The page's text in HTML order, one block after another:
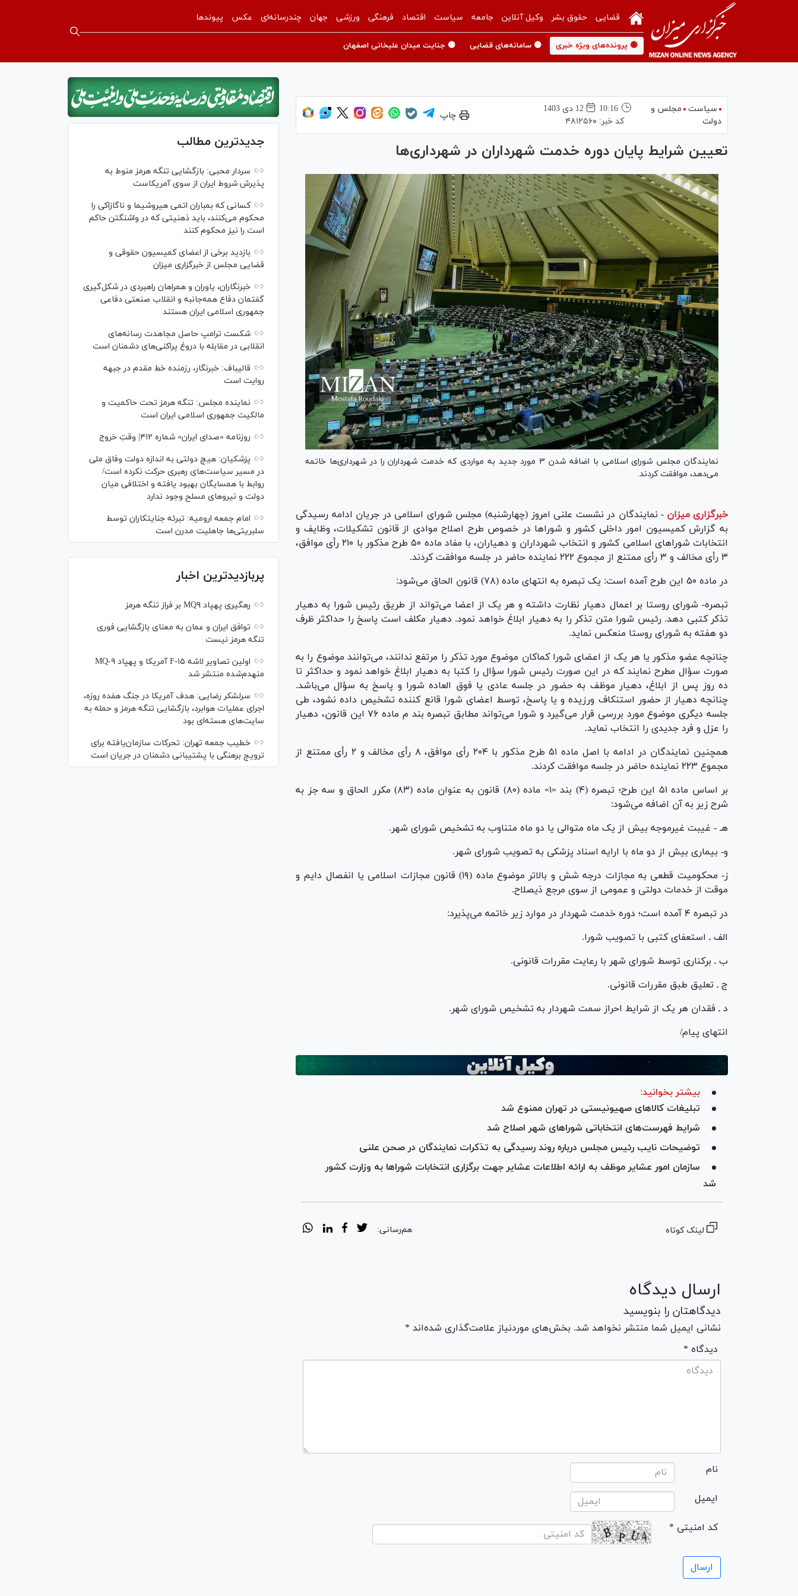
قضایی حقوق بشر وکیل آنلاین جامعه سیاست اقتصاد فرهنگی ورزشی جهان چندرسانه‌ای عکس پیوندها
🟡 پرونده‌های ویژه خبری 🟡 سامانه‌های قضایی 🟡 جنایت میدان علیخانی اصفهان
سیاست
مجلس و
دولت
10:16
12 دی 1403
کد خبر: ۴۸۱۲۵۶۰
چاپ
تعیین شرایط پایان دوره خدمت شهرداران در شهرداری‌ها
نمایندگان مجلس شورای اسلامی با اضافه شدن ۳ مورد جدید به مواردی که خدمت شهرداران را در شهرداری‌ها خاتمه
می‌دهد، موافقت کردند.
خبرگزاری میزان - نمایندگان در نشست علنی امروز (چهارشنبه) مجلس شورای اسلامی در جریان ادامه رسیدگی
به گزارش کمیسیون امور داخلی کشور و شورا‌ها در خصوص طرح اصلاح موادی از قانون تشکیلات، وظایف و
انتخابات شورا‌های اسلامی کشور و انتخاب شهرداران و دهیاران، با مفاد ماده ۵۰ طرح مذکور با ۲۱۰ رأی موافق،
۳ رأی مخالف و ۳ رأی ممتنع از مجموع ۲۲۲ نماینده حاضر در جلسه موافقت کردند.
در ماده ۵۰ این طرح آمده است: یک تبصره به انتهای ماده (۷۸) قانون الحاق می‌شود:
تبصره- شورای روستا بر اعمال دهیار نظارت داشته و هر یک از اعضا می‌تواند از طریق رئیس شورا به دهیار
تذکر کتبی دهد. رئیس شورا متن تذکر را به دهیار ابلاغ خواهد نمود. دهیار مکلف است پاسخ را حداکثر ظرف
دو هفته به شورای روستا منعکس نماید.
چنانچه عضو مذکور یا هر یک از اعضای شورا کماکان موضوع مورد تذکر را مرتفع ندانند، می‌توانند موضوع را به
صورت سؤال مطرح نمایند که در این صورت رئیس شورا سؤال را کتبا به دهیار ابلاغ خواهد نمود و حداکثر تا
ده روز پس از ابلاغ، دهیار موظف به حضور در جلسه عادی یا فوق العاده شورا و پاسخ به سؤال می‌باشد.
چنانچه دهیار از حضور استنکاف ورزیده و یا پاسخ، توسط اعضای شورا قانع کننده تشخیص داده نشود، طی
جلسه دیگری موضوع مورد بررسی قرار می‌گیرد و شورا می‌تواند مطابق تبصره بند م ماده ۷۶ این قانون، دهیار
را عزل و فرد جدیدی را انتخاب نماید.
همچنین نمایندگان در ادامه با اصل ماده ۵۱ طرح مذکور با ۲۰۴ رأی موافق، ۸ رأی مخالف و ۲ رأی ممتنع از
مجموع ۲۲۳ نماینده حاضر در جلسه موافقت کردند.
بر اساس ماده ۵۱ این طرح؛ تبصره (۴) بند «۱» ماده (۸۰) قانون به عنوان ماده (۸۳) مکرر الحاق و سه جز به
شرح زیر به آن اضافه می‌شود:
هـ - غیبت غیرموجه بیش از یک ماه متوالی یا دو ماه متناوب به تشخیص شورای شهر.
و- بیماری بیش از دو ماه با ارایه اسناد پزشکی به تصویب شورای شهر.
ز- محکومیت قطعی به مجازات درجه شش و بالاتر موضوع ماده (۱۹) قانون مجازات اسلامی یا انفصال دایم و
موقت از خدمات دولتی و عمومی از سوی مرجع ذیصلاح.
در تبصره ۴ آمده است؛ دوره خدمت شهردار در موارد زیر خاتمه می‌پذیرد:
الف ـ استعفای کتبی با تصویب شورا.
ب ـ برکناری توسط شورای شهر با رعایت مقررات قانونی.
ج ـ تعلیق طبق مقررات قانونی.
د ـ فقدان هر یک از شرایط احراز سمت شهردار به تشخیص شورای شهر.
انتهای پیام/
بیشتر بخوانید:
تبلیغات کالا‌های صهیونیستی در تهران ممنوع شد
شرایط فهرست‌های انتخاباتی شورا‌های شهر اصلاح شد
توضیحات نایب رئیس مجلس درباره روند رسیدگی به تذکرات نمایندگان در صحن علنی
سازمان امور عشایر موظف به ارائه اطلاعات عشایر جهت برگزاری انتخابات شورا‌ها به وزارت کشور
شد
لینک کوتاه هم‌رسانی:
ارسال دیدگاه
دیدگاهتان را بنویسید
نشانی ایمیل شما منتشر نخواهد شد. بخش‌های موردنیاز علامت‌گذاری شده‌اند *
* دیدگاه
نام
ایمیل
* کد امنیتی
جدیدترین مطالب
سردار محبی: بازگشایی تنگه هرمز منوط به
پذیرش شروط ایران از سوی آمریکاست
کسانی که بمباران اتمی هیروشیما و ناگازاکی را
محکوم می‌کنند، باید ذهنیتی که در واشنگتن حاکم
است را نیز محکوم کنند
بازدید برخی از اعضای کمیسیون حقوقی و
قضایی مجلس از خبرگزاری میزان
خبرنگاران، یاوران و همراهان راهبردی در شکل‌گیری
گفتمان دفاع همه‌جانبه و انقلاب صنعتی دفاعی
جمهوری اسلامی ایران هستند
شکست ترامپ حاصل مجاهدت رسانه‌های
انقلابی در مقابله با دروغ پراکنی‌های دشمنان است
قالیباف: خبرنگار، رزمنده خط مقدم در جبهه
روایت است
نماینده مجلس: تنگه هرمز تحت حاکمیت و
مالکیت جمهوری اسلامی ایران است
روزنامه «صدای ایران» شماره ۴۱۲| وقتِ خروج
پزشکیان: هیچ دولتی به اندازه دولت وفاق ملی
در مسیر سیاست‌های رهبری حرکت نکرده است/
روابط با همسایگان بهبود یافته و اختلافی میان
دولت و نیروهای مسلح وجود ندارد
امام جمعه ارومیه: تبرئه جنایتکاران توسط
سلبریتی‌ها جاهلیت مدرن است
پربازدیدترین اخبار
رهگیری پهپاد MQ۹ بر فراز تنگه هرمز
توافق ایران و عمان به معنای بازگشایی فوری
تنگه هرمز نیست
اولین تصاویر لاشه F-۱۵ آمریکا و پهپاد MQ-۹
منهدم‌شده منتشر شد
سرلشکر رضایی: هدف آمریکا در جنگ هفده روزه،
اجرای عملیات هوابرد، بازگشایی تنگه هرمز و حمله به
سایت‌های هسته‌ای بود
خطیب جمعه تهران: تحرکات سازمان‌یافته برای
ترویج برهنگی با پشتیبانی دشمنان در جریان است